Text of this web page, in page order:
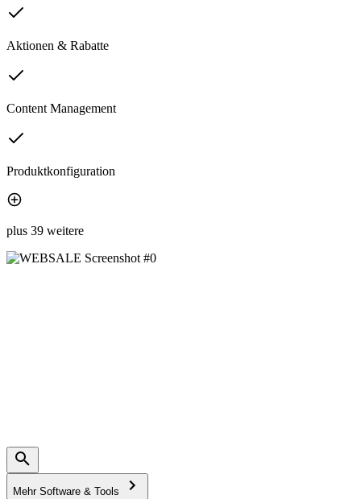
Aktionen & Rabatte
Content Management
Produktkonfiguration
plus 39 weitere
Mehr Software & Tools